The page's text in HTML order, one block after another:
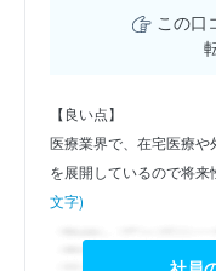
この口
【良い点】
医療業界で、在宅医療
を展開しているので将来
文字)